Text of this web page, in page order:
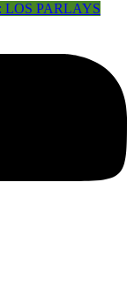
LOS PARLAYS